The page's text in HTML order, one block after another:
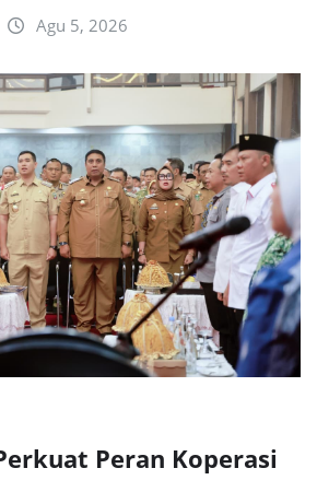
Agu 5, 2026
Peran Koperasi